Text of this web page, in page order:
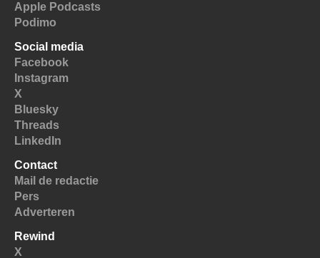
Apple Podcasts
Podimo
Social media
Facebook
Instagram
X
Bluesky
Threads
LinkedIn
Contact
Mail de redactie
Pers
Adverteren
Rewind
X